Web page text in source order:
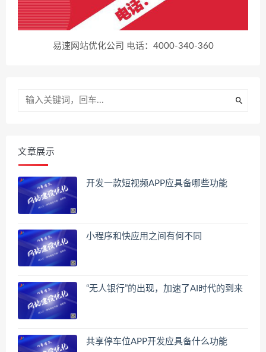
易速网站优化公司 电话：4000-340-360
文章展示
开发一款短视频APP应具备哪些功能
小程序和快应用之间有何不同
“无人银行”的出现，加速了AI时代的到来
共享停车位APP开发应具备什么功能